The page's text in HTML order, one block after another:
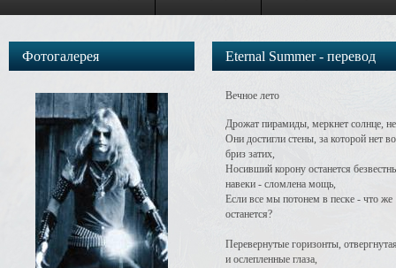
Фотогалерея Eternal Summer - перевод
Вечное лето
Дрожат пирамиды, меркнет солнце,
Они достигли стены, за которой нет
бриз затих,
Носивший корону останется
навеки - сломлена мощь,
Если все мы потонем в песке - что же
останется?
Перевернутые горизонты,
и ослепленные глаза,